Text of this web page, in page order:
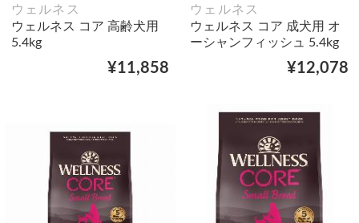
ウェルネス
ウェルネス コア 高齢犬用
5.4kg
¥11,858
ウェルネス
ウェルネス コア 成犬用 オ
ーシャンフィッシュ 5.4kg
¥12,078